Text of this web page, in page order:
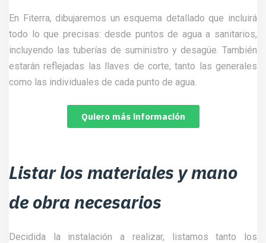
En Fiterra, dibujaremos un esquema detallado que incluirá
todo lo que precisas: desde puntos de agua a sanitarios,
incluyendo las tuberías de suministro y desagüe. También
estarán reflejadas las llaves de corte, tanto las generales
como las individuales de cada punto de agua.
Quiero más información
Listar los materiales y mano
de obra necesarios
Decidida la instalación a realizar, listamos tanto los